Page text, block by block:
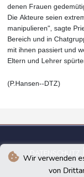
Wir verwenden
von
denen Frauen
Die Akteure seien
manipulieren", sagte
Bereich und in
mit ihnen passiert und
Eltern und Lehrer
(P.Hansen--DTZ)
DATENSCHUTZ